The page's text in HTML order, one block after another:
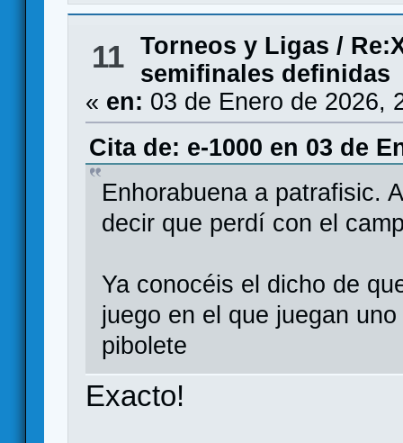
11 Torneos y Ligas /
semifinales definidas
« en: 03 de Enero de 2026,
Cita de: e-1000 en 03 de
Enhorabuena a patrafisic.
decir que perdí con el
Ya conocéis el dicho de
juego en el que juegan
pibolete
Exacto!